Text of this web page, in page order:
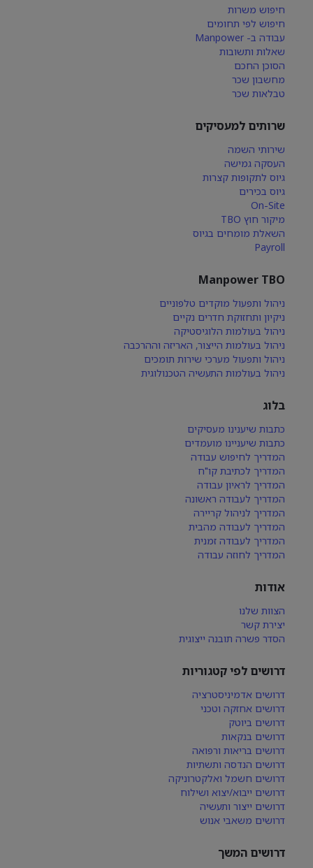
חיפוש משרות
חיפוש לפי תחומים
עבודה ב- Manpower
שאלות ותשובות
הסוכן החכם
מחשבון שכר
טבלאות שכר
שרותים למעסיקים
שירותי השמה
העסקה גמישה
גיוס לתקופות קצרות
גיוס בכירים
On-Site
מיקור חוץ TBO
השאלת מומחים בגיוס
Payroll
Manpower TBO
ניהול ותפעול מוקדים טלפוניים
ניקיון ותחזוקת חדרים נקיים
ניהול בעולמות הלוגיסטיקה
ניהול בעולמות הייצור, האריזה וההרכבה
ניהול ותפעול מערכי שירות תומכים
ניהול בעולמות התעשיה הטכנולוגית
בלוג
כתבות שיענינו מעסיקים
כתבות שיעניינו מועמדים
המדריך לחיפוש עבודה
המדריך לכתיבת קו"ח
המדריך לראיון עבודה
המדריך לעבודה ראשונה
המדריך לניהול קריירה
המדריך לעבודה מהבית
המדריך לעבודה זמנית
המדריך לחוזה עבודה
אודות
הצוות שלנו
יצירת קשר
הסדר פשרה תובנה ייצוגית
דרושים לפי קטגוריות
דרושים אדמיניסטרציה
דרושים אחזקה וטכני
דרושים ביוטק
דרושים בנקאות
דרושים בריאות ורפואה
דרושים הנדסה ותשתיות
דרושים חשמל ואלקטרוניקה
דרושים ייבוא/יצוא ושילוח
דרושים ייצור ותעשיה
דרושים משאבי אנוש
דרושים המשך